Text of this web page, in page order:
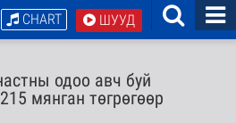
ШУУД
CHART
одоо авч буй
мянган төгрөгөөр